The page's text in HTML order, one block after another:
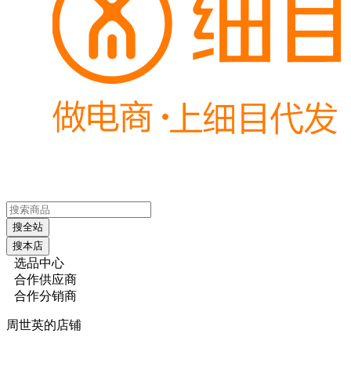
搜全站
搜本店
选品中心
合作供应商
合作分销商
周世英的店铺